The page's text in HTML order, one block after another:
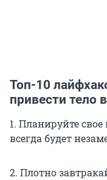
Топ-10
привести тело
1. Планируйте
всегда будет
2. Плотно